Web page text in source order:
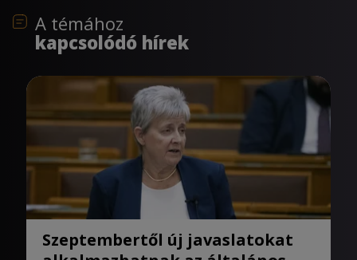
A témához
kapcsolódó hírek
Szeptembertől új javaslatokat